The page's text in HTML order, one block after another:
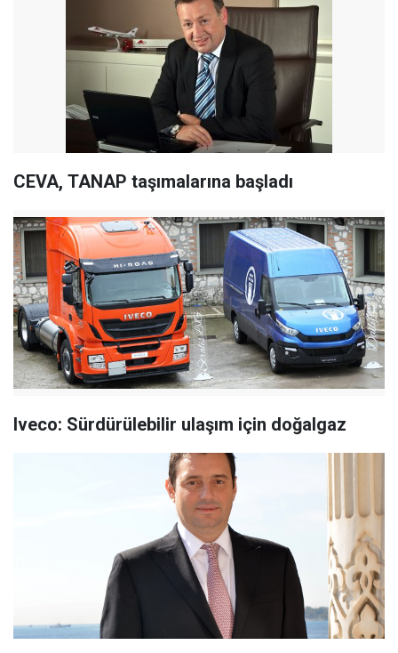
CEVA, TANAP taşımalarına başladı
Iveco: Sürdürülebilir ulaşım için doğalgaz